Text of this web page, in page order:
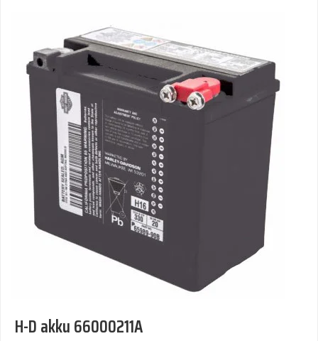
H-D akku 66000211A